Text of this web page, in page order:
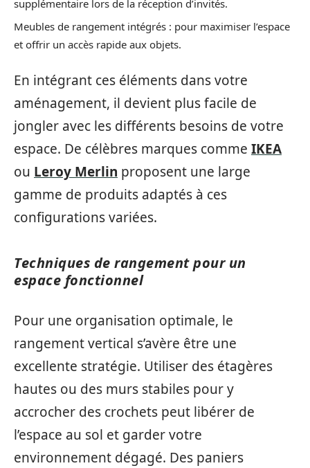
supplémentaire lors de la réception d’invités.
Meubles de rangement intégrés : pour maximiser l’espace
et offrir un accès rapide aux objets.
En intégrant ces éléments dans votre
aménagement, il devient plus facile de
jongler avec les différents besoins de votre
espace. De célèbres marques comme IKEA
ou Leroy Merlin proposent une large
gamme de produits adaptés à ces
configurations variées.
Techniques de rangement pour un
espace fonctionnel
Pour une organisation optimale, le
rangement vertical s’avère être une
excellente stratégie. Utiliser des étagères
hautes ou des murs stabiles pour y
accrocher des crochets peut libérer de
l’espace au sol et garder votre
environnement dégagé. Des paniers